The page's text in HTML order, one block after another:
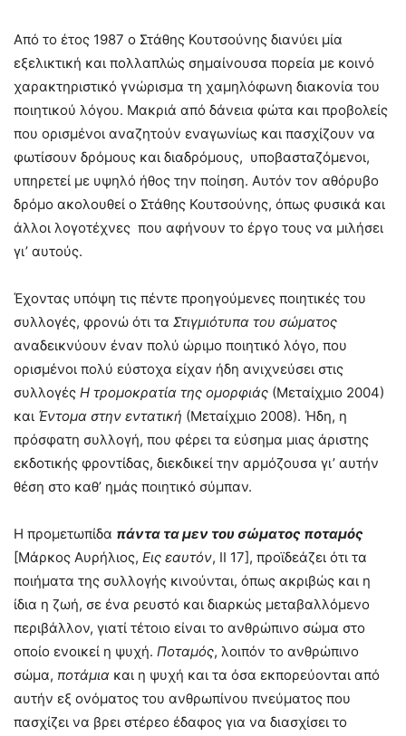
Από το έτος 1987 ο Στάθης Κουτσούνης διανύει μία
εξελικτική και πολλαπλώς σημαίνουσα πορεία με κοινό
χαρακτηριστικό γνώρισμα τη χαμηλόφωνη διακονία του
ποιητικού λόγου. Μακριά από δάνεια φώτα και προβολείς
που ορισμένοι αναζητούν εναγωνίως και πασχίζουν να
φωτίσουν δρόμους και διαδρόμους, υποβασταζόμενοι,
υπηρετεί με υψηλό ήθος την ποίηση. Αυτόν τον αθόρυβο
δρόμο ακολουθεί ο Στάθης Κουτσούνης, όπως φυσικά και
άλλοι λογοτέχνες που αφήνουν το έργο τους να μιλήσει
γι’ αυτούς.
Έχοντας υπόψη τις πέντε προηγούμενες ποιητικές του
συλλογές, φρονώ ότι τα Στιγμιότυπα του σώματος
αναδεικνύουν έναν πολύ ώριμο ποιητικό λόγο, που
ορισμένοι πολύ εύστοχα είχαν ήδη ανιχνεύσει στις
συλλογές Η τρομοκρατία της ομορφιάς (Μεταίχμιο 2004)
και Έντομα στην εντατική (Μεταίχμιο 2008). Ήδη, η
πρόσφατη συλλογή, που φέρει τα εύσημα μιας άριστης
εκδοτικής φροντίδας, διεκδικεί την αρμόζουσα γι’ αυτήν
θέση στο καθ’ ημάς ποιητικό σύμπαν.
Η προμετωπίδα πάντα τα μεν του σώματος ποταμός
[Μάρκος Αυρήλιος, Εις εαυτόν, ΙΙ 17], προϊδεάζει ότι τα
ποιήματα της συλλογής κινούνται, όπως ακριβώς και η
ίδια η ζωή, σε ένα ρευστό και διαρκώς μεταβαλλόμενο
περιβάλλον, γιατί τέτοιο είναι το ανθρώπινο σώμα στο
οποίο ενοικεί η ψυχή. Ποταμός, λοιπόν το ανθρώπινο
σώμα, ποτάμια και η ψυχή και τα όσα εκπορεύονται από
αυτήν εξ ονόματος του ανθρωπίνου πνεύματος που
πασχίζει να βρει στέρεο έδαφος για να διασχίσει το